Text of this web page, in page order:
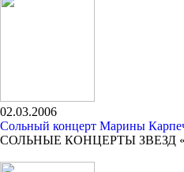
02.03.2006
Сольный концерт Марины
СОЛЬНЫЕ КОНЦЕРТЫ ЗВЕЗД